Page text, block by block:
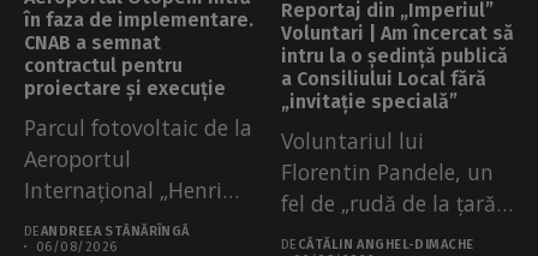
în faza de implementare.
CNAB a semnat
contractul pentru
proiectare și execuție
Parcul fotovoltaic de la
Aeroportul
Internațional „Henri
Coandă” București
DEANDREEA STĂNĂRÎNGĂ
06/08/2026
Reportaj din „Imperiul”
Voluntari | Am încercat să
intru la o ședință publică
a Consiliului Local fără
„invitație specială”
Voluntariul lui
Florentin Pandele, un
fel de „rudă de la țară”
a...
DE CĂTĂLIN ANGHEL-DIMACHE